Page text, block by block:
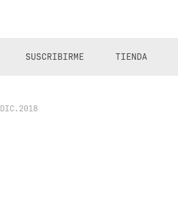
SUSCRIBIRME TIENDA
DIC.2018